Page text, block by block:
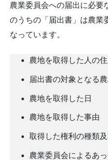
農業委員会への届出に必要
のうちの「届出書」は農業
なっています。
農地を取得した人の
届出書の対象となる
農地を取得した日
農地を取得した事由
取得した権利の種類
農業委員会によるあ